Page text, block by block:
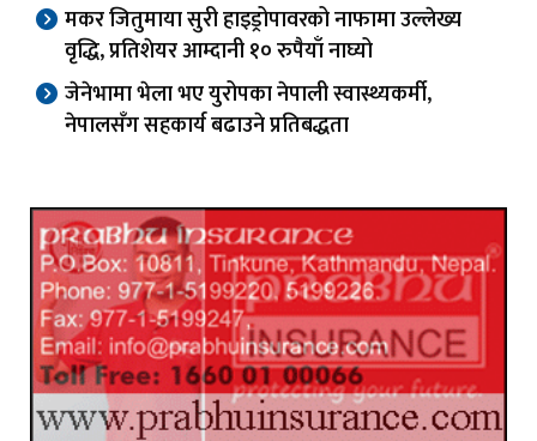
मकर जितुमाया सुरी हाइड्रोपावरको नाफामा उल्लेख्य
वृद्धि, प्रतिशेयर आम्दानी १० रुपैयाँ नाघ्यो
जेनेभामा भेला भए युरोपका नेपाली स्वास्थ्यकर्मी,
नेपालसँग सहकार्य बढाउने प्रतिबद्धता